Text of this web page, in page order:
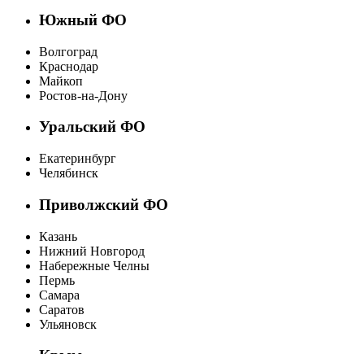
Южный ФО
Волгоград
Краснодар
Майкоп
Ростов-на-Дону
Уральский ФО
Екатеринбург
Челябинск
Приволжский ФО
Казань
Нижний Новгород
Набережные Челны
Пермь
Самара
Саратов
Ульяновск